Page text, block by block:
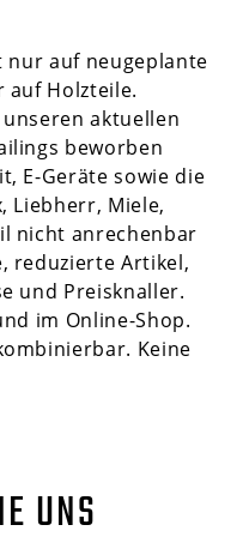
nur auf neugeplante
auf Holzteile.
aktuellen
beworben
E-Geräte sowie die
Liebherr, Miele,
nicht anrechenbar
reduzierte Artikel,
und Preisknaller.
im Online-Shop.
Keine
UNS